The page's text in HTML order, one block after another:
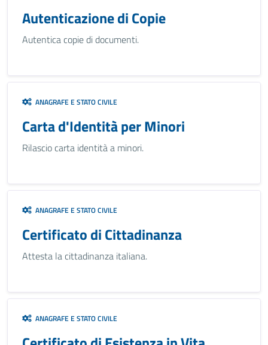
Autenticazione di Copie
Autentica copie di documenti.
ANAGRAFE E STATO CIVILE
Carta d'Identità per Minori
Rilascio carta identità a minori.
ANAGRAFE E STATO CIVILE
Certificato di Cittadinanza
Attesta la cittadinanza italiana.
ANAGRAFE E STATO CIVILE